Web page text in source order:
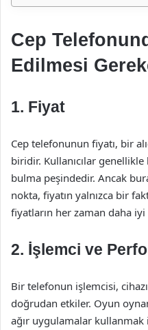
Cep
Edilmesi
1. Fiyat
Cep telefonunun fiyatı, bir
biridir. Kullanıcılar
bulma peşindedir. Ancak
nokta, fiyatın yalnızca bir
fiyatların her zaman daha
2. İşlemci ve
Bir telefonun işlemcisi,
doğrudan etkiler. Oyun
ağır uygulamalar kullanmak